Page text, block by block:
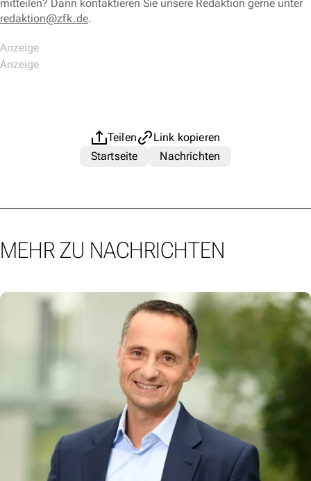
mitteilen? Dann kontaktieren Sie unsere Redaktion gerne unter
redaktion@zfk.de.
Teilen
Link kopieren
Startseite
Nachrichten
MEHR ZU NACHRICHTEN